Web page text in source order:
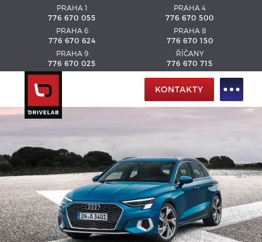
PRAHA 1
776 670 055
PRAHA 4
776 670 500
PRAHA 6
776 670 624
PRAHA 8
776 670 150
PRAHA 9
776 670 025
ŘÍČANY
776 670 715
KONTAKTY